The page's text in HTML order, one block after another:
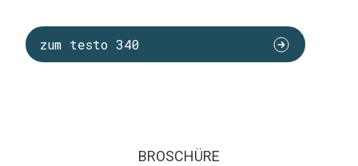
zum testo 340
BROSCHÜRE